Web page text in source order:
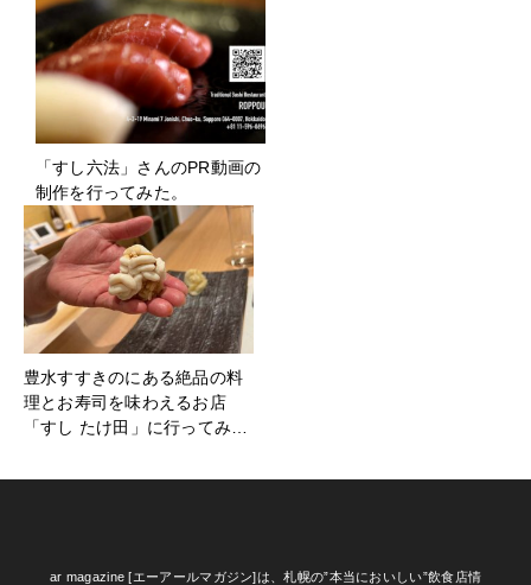
「すし六法」さんのPR動画の
制作を行ってみた。
豊水すすきのにある絶品の料
理とお寿司を味わえるお店
「すし たけ田」に行ってみ…
ar magazine [エーアールマガジン]は、札幌の”本当においしい”飲食店情